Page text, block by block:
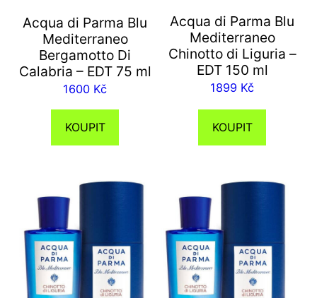
Acqua di Parma Blu
Mediterraneo
Bergamotto Di
Calabria – EDT 75 ml
1600 Kč
KOUPIT
Acqua di Parma Blu
Mediterraneo
Chinotto di Liguria –
EDT 150 ml
1899 Kč
KOUPIT